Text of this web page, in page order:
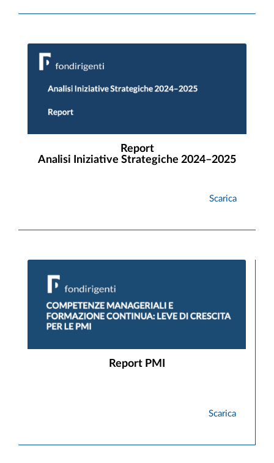
Report
Analisi Iniziative Strategiche 2024–2025
Scarica
Report PMI
Scarica